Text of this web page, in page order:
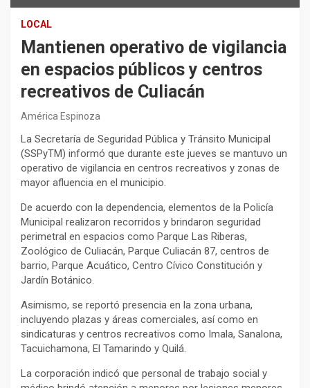
LOCAL
Mantienen operativo de vigilancia
en espacios públicos y centros
recreativos de Culiacán
América Espinoza
La Secretaría de Seguridad Pública y Tránsito Municipal
(SSPyTM) informó que durante este jueves se mantuvo un
operativo de vigilancia en centros recreativos y zonas de
mayor afluencia en el municipio.
De acuerdo con la dependencia, elementos de la Policía
Municipal realizaron recorridos y brindaron seguridad
perimetral en espacios como Parque Las Riberas,
Zoológico de Culiacán, Parque Culiacán 87, centros de
barrio, Parque Acuático, Centro Cívico Constitución y
Jardín Botánico.
Asimismo, se reportó presencia en la zona urbana,
incluyendo plazas y áreas comerciales, así como en
sindicaturas y centros recreativos como Imala, Sanalona,
Tacuichamona, El Tamarindo y Quilá.
La corporación indicó que personal de trabajo social y